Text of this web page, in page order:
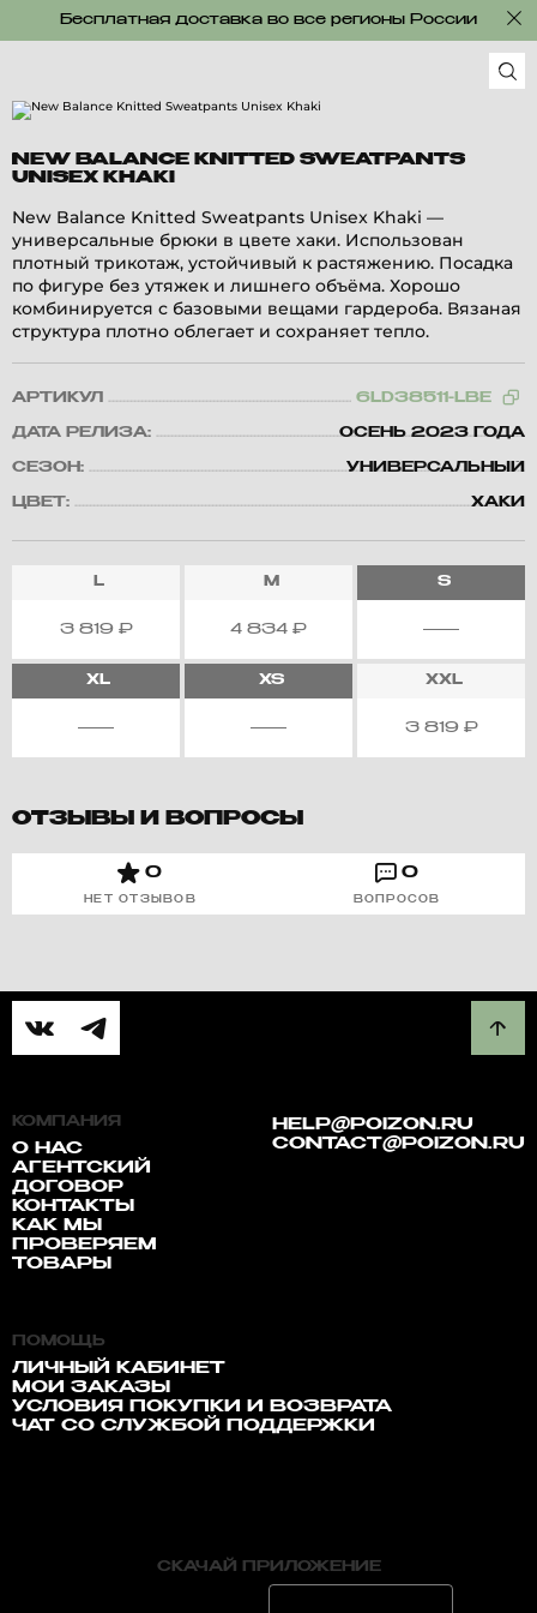
Бесплатная доставка во все регионы России
NEW BALANCE KNITTED SWEATPANTS
UNISEX KHAKI
New Balance Knitted Sweatpants Unisex Khaki —
универсальные брюки в цвете хаки. Использован
плотный трикотаж, устойчивый к растяжению. Посадка
по фигуре без утяжек и лишнего объёма. Хорошо
комбинируется с базовыми вещами гардероба. Вязаная
структура плотно облегает и сохраняет тепло.
АРТИКУЛ 6LD38511-LBE
ДАТА РЕЛИЗА: ОСЕНЬ 2023 ГОДА
СЕЗОН: УНИВЕРСАЛЬНЫЙ
ЦВЕТ: ХАКИ
L
3 819 ₽
M
4 834 ₽
S
XL XS XXL
3 819 ₽
ОТЗЫВЫ И ВОПРОСЫ
0
НЕТ ОТЗЫВОВ
0
ВОПРОСОВ
КОМПАНИЯ
О НАС
АГЕНТСКИЙ
ДОГОВОР
КОНТАКТЫ
КАК МЫ
ПРОВЕРЯЕМ
ТОВАРЫ
HELP@POIZON.RU
CONTACT@POIZON.RU
ПОМОЩЬ
ЛИЧНЫЙ КАБИНЕТ
МОИ ЗАКАЗЫ
УСЛОВИЯ ПОКУПКИ И ВОЗВРАТА
ЧАТ СО СЛУЖБОЙ ПОДДЕРЖКИ
СКАЧАЙ ПРИЛОЖЕНИЕ